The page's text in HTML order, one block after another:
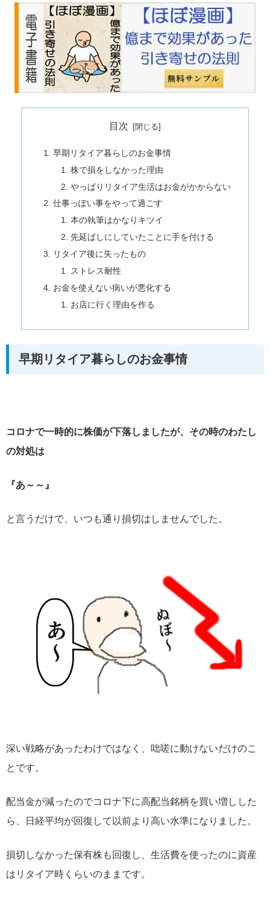
目次
早期リタイア暮らしのお金事情
株で損をしなかった理由
やっぱりリタイア生活はお金がかからない
仕事っぽい事をやって過ごす
本の執筆はかなりキツイ
先延ばしにしていたことに手を付ける
リタイア後に失ったもの
ストレス耐性
お金を使えない病いが悪化する
お店に行く理由を作る
早期リタイア暮らしのお金事情
コロナで一時的に株価が下落しましたが、その時のわたし
の対処は
『あ～～』
と言うだけで、いつも通り損切はしませんでした。
深い戦略があったわけではなく、咄嗟に動けないだけのこ
とです。
配当金が減ったのでコロナ下に高配当銘柄を買い増しした
ら、日経平均が回復して以前より高い水準になりました。
損切しなかった保有株も回復し、生活費を使ったのに資産
はリタイア時くらいのままです。